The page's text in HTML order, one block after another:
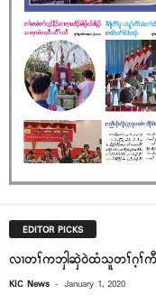
EDITOR PICKS
လၢတၢ်ကဘှါဆှဲ၀ဲထံသူတၢ်ဂ့ၢ်ကီ
KIC News - January 1, 2020